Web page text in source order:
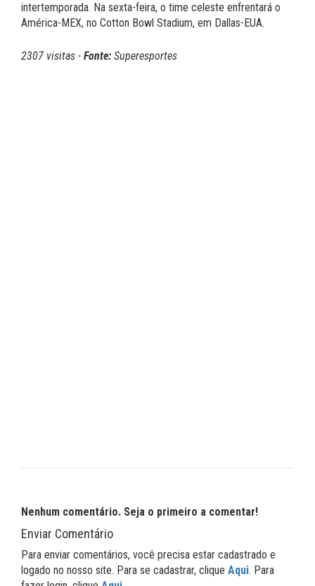
intertemporada. Na sexta-feira, o time celeste enfrentará o
América-MEX, no Cotton Bowl Stadium, em Dallas-EUA.
2307 visitas - Fonte: Superesportes
Nenhum comentário. Seja o primeiro a comentar!
Enviar Comentário
Para enviar comentários, você precisa estar cadastrado e
logado no nosso site. Para se cadastrar, clique Aqui. Para